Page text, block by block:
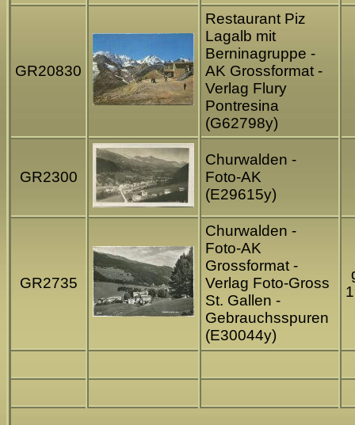
GR20830
Restaurant Piz
Lagalb mit
Berninagruppe -
AK Grossformat -
Verlag Flury
Pontresina
(G62798y)
GR2300
Churwalden -
Foto-AK
(E29615y)
GR2735
Churwalden -
Foto-AK
Grossformat -
Verlag Foto-Gross
St. Gallen -
Gebrauchsspuren
(E30044y)